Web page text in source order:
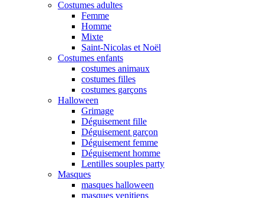
Costumes adultes
Femme
Homme
Mixte
Saint-Nicolas et Noël
Costumes enfants
costumes animaux
costumes filles
costumes garçons
Halloween
Grimage
Déguisement fille
Déguisement garçon
Déguisement femme
Déguisement homme
Lentilles souples party
Masques
masques halloween
masques venitiens